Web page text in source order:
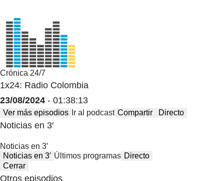
Crónica 24/7
1x24: Radio Colombia
23/08/2024 - 01:38:13
Ver más episodios Ir al podcast Compartir Directo
Noticias en 3′
Noticias en 3′
Noticias en 3′ Últimos programas Directo
Cerrar
Otros episodios